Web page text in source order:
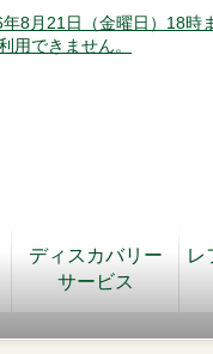
8月21日（金曜日）18時
用できません。
ディスカバリー
サービス
レ